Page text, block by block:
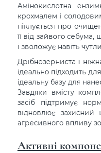
Амінокислотна
крохмалем і
піклується про
її від зайвого
і зволожує навіть
Дрібнозерниста і
ідеально підходить
ідеальну базу для
Завдяки вмісту
засіб підтримує
відновлює захисний
агресивного впливу
Активні